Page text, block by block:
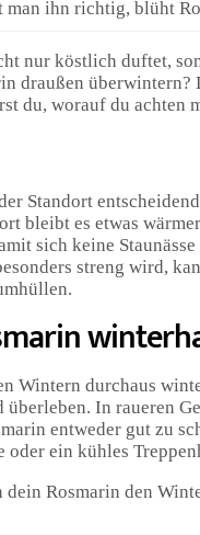
man ihn richtig, blüht
nur köstlich duftet,
draußen
du, worauf du achten
Standort
bleibt es etwas
sich keine
streng wird,
Wintern durchaus
In raueren
entweder gut zu
ein kühles
Rosmarin den